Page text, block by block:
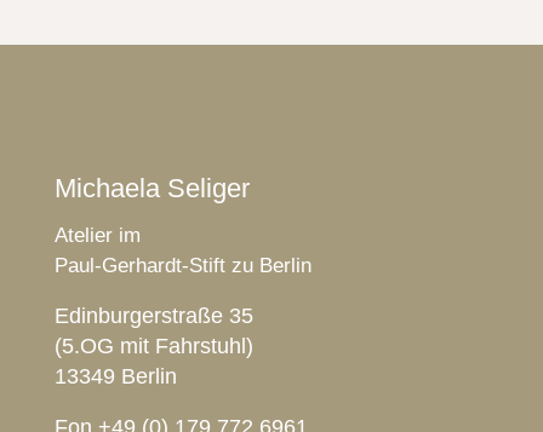
Michaela Seliger
Atelier im
Paul-Gerhardt-Stift zu Berlin
Edinburgerstraße 35
(5.OG mit Fahrstuhl)
13349 Berlin